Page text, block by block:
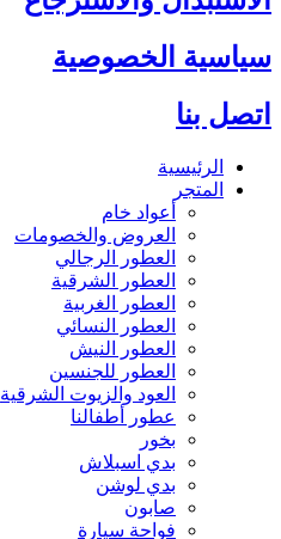
سياسية الخصوصية
اتصل بنا
الرئيسية
المتجر
أعواد خام
العروض والخصومات
العطور الرجالي
العطور الشرقية
العطور الغربية
العطور النسائي
العطور النيش
العطور للجنسين
العود والزيوت الشرقية
عطور أطفالنا
بخور
بدي اسبلاش
بدي لوشن
صابون
فواحة سيارة